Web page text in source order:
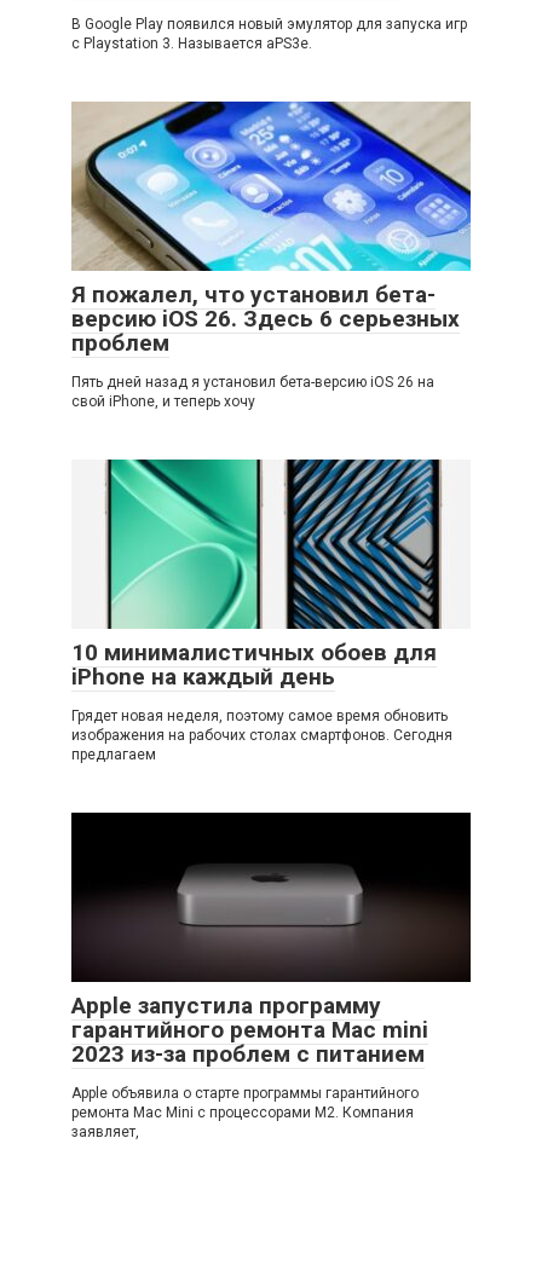
В Google Play появился новый эмулятор для запуска игр
с Playstation 3. Называется aPS3e.
Я пожалел, что установил бета-
версию iOS 26. Здесь 6 серьезных
проблем
Пять дней назад я установил бета-версию iOS 26 на
свой iPhone, и теперь хочу
10 минималистичных обоев для
iPhone на каждый день
Грядет новая неделя, поэтому самое время обновить
изображения на рабочих столах смартфонов. Сегодня
предлагаем
Apple запустила программу
гарантийного ремонта Mac mini
2023 из-за проблем с питанием
Apple объявила о старте программы гарантийного
ремонта Mac Mini с процессорами M2. Компания
заявляет,